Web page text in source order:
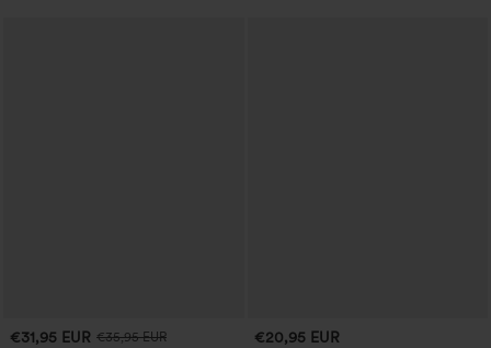
€31,95 EUR €35,95 EUR
€20,95 EUR